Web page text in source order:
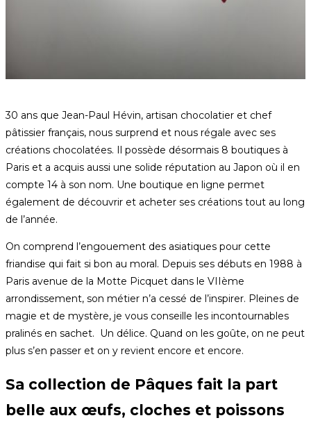
30 ans que Jean-Paul Hévin, artisan chocolatier et chef
pâtissier français, nous surprend et nous régale avec ses
créations chocolatées. Il possède désormais 8 boutiques à
Paris et a acquis aussi une solide réputation au Japon où il en
compte 14 à son nom. Une boutique en ligne permet
également de découvrir et acheter ses créations tout au long
de l’année.
On comprend l’engouement des asiatiques pour cette
friandise qui fait si bon au moral. Depuis ses débuts en 1988 à
Paris avenue de la Motte Picquet dans le VIIème
arrondissement, son métier n’a cessé de l’inspirer. Pleines de
magie et de mystère, je vous conseille les incontournables
pralinés en sachet. Un délice. Quand on les goûte, on ne peut
plus s’en passer et on y revient encore et encore.
Sa collection de Pâques fait la part
belle aux œufs, cloches et poissons